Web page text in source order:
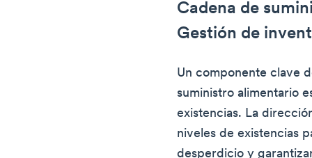
Cadena de
Gestión de
Un componente clave
suministro alimentario
existencias. La
niveles de existencias
desperdicio y